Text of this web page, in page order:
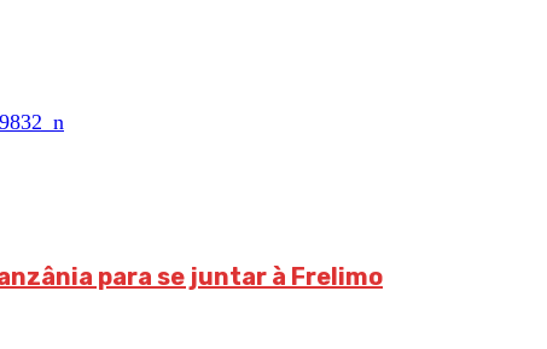
para se juntar à Frelimo